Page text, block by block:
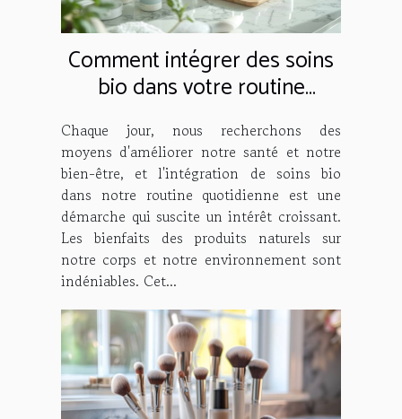
Comment intégrer des soins
bio dans votre routine
quotidienne
Chaque jour, nous recherchons des
moyens d'améliorer notre santé et notre
bien-être, et l'intégration de soins bio
dans notre routine quotidienne est une
démarche qui suscite un intérêt croissant.
Les bienfaits des produits naturels sur
notre corps et notre environnement sont
indéniables. Cet...